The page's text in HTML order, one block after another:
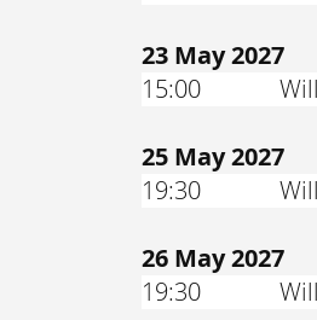
23 May 2027
15:00
25 May 2027
19:30
26 May 2027
19:30